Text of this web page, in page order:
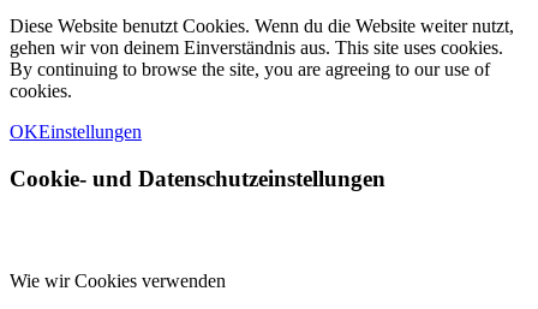
Diese Website benutzt Cookies. Wenn du die Website weiter nutzt,
gehen wir von deinem Einverständnis aus. This site uses cookies.
By continuing to browse the site, you are agreeing to our use of
cookies.
OKEinstellungen
Cookie- und Datenschutzeinstellungen
Wie wir Cookies verwenden